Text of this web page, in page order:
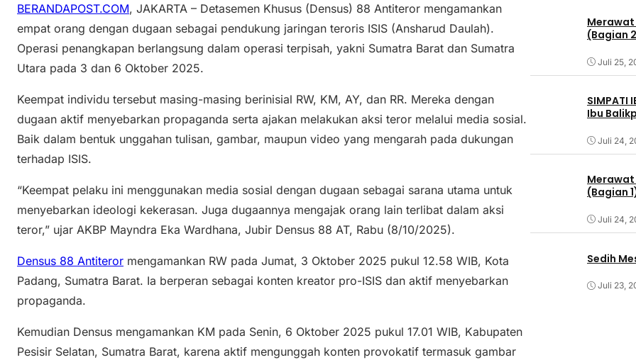
BERANDAPOST.COM, JAKARTA – Detasemen Khusus (Densus) 88 Antiteror mengamankan
empat orang dengan dugaan sebagai pendukung jaringan teroris ISIS (Ansharud Daulah).
Operasi penangkapan berlangsung dalam operasi terpisah, yakni Sumatra Barat dan Sumatra
Utara pada 3 dan 6 Oktober 2025.
Keempat individu tersebut masing-masing berinisial RW, KM, AY, dan RR. Mereka dengan
dugaan aktif menyebarkan propaganda serta ajakan melakukan aksi teror melalui media sosial.
Baik dalam bentuk unggahan tulisan, gambar, maupun video yang mengarah pada dukungan
terhadap ISIS.
“Keempat pelaku ini menggunakan media sosial dengan dugaan sebagai sarana utama untuk
menyebarkan ideologi kekerasan. Juga dugaannya mengajak orang lain terlibat dalam aksi
teror,” ujar AKBP Mayndra Eka Wardhana, Jubir Densus 88 AT, Rabu (8/10/2025).
Densus 88 Antiteror mengamankan RW pada Jumat, 3 Oktober 2025 pukul 12.58 WIB, Kota
Padang, Sumatra Barat. Ia berperan sebagai konten kreator pro-ISIS dan aktif menyebarkan
propaganda.
Kemudian Densus mengamankan KM pada Senin, 6 Oktober 2025 pukul 17.01 WIB, Kabupaten
Pesisir Selatan, Sumatra Barat, karena aktif mengunggah konten provokatif termasuk gambar
Merawat
(Bagian
Juli 25,
SIMPATI
Ibu
Juli 24,
Merawat
(Bagian
Juli 24,
Sedih
Juli 23,